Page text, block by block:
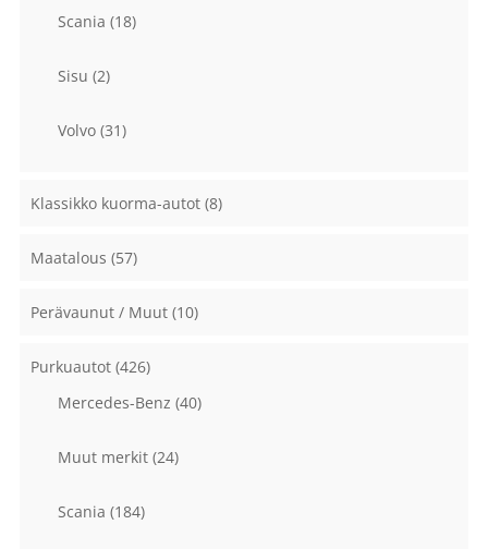
Scania (18)
Sisu (2)
Volvo (31)
Klassikko kuorma-autot (8)
Maatalous (57)
Perävaunut / Muut (10)
Purkuautot (426)
Mercedes-Benz (40)
Muut merkit (24)
Scania (184)